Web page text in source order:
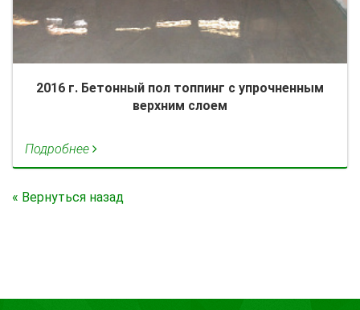
2016 г. Бетонный пол топпинг с упрочненным
верхним слоем
Подробнее
« Вернуться назад